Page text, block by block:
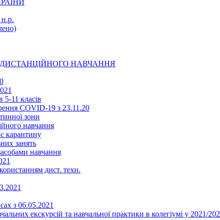
НАВЧАННЯ
5-11 класів
COVID-19 з 23.11.20
зони
навчання
карантину
занять
навчання
дист. техн.
з 06.05.2021
екскурсій та навчальної практики в колегіумі у 2021/